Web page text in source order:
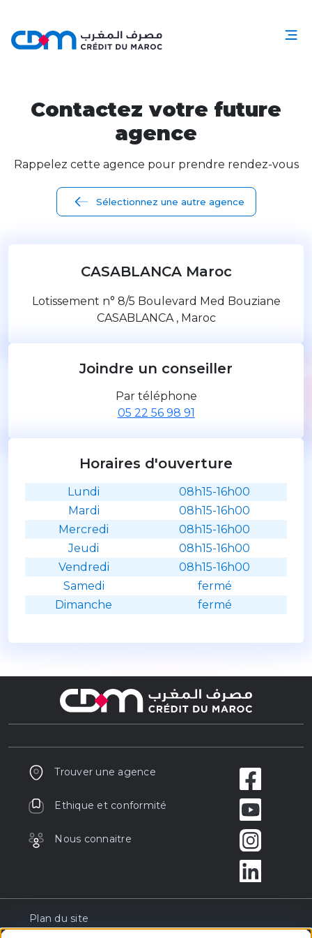
Contactez votre future
agence
Rappelez cette agence pour prendre rendez-vous
Sélectionnez une autre agence
CASABLANCA Maroc
Lotissement n° 8/5 Boulevard Med Bouziane
CASABLANCA , Maroc
Joindre un conseiller
Par téléphone
05 22 56 98 91
Horaires d'ouverture
Lundi
08h15-16h00
Mardi
08h15-16h00
Mercredi
08h15-16h00
Jeudi
08h15-16h00
Vendredi
08h15-16h00
Samedi
fermé
Dimanche
fermé
Trouver une agence
Ethique et conformité
Nous connaitre
Plan du site